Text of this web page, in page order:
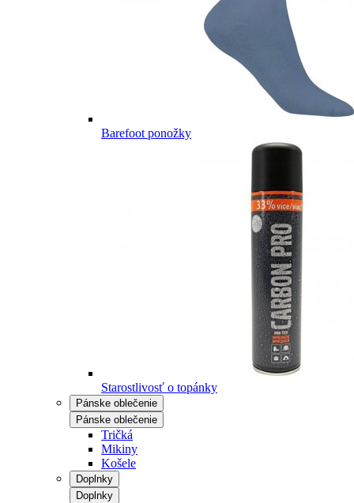
Barefoot ponožky
Starostlivosť o topánky
Pánske oblečenie
Pánske oblečenie
Tričká
Mikiny
Košele
Doplnky
Doplnky